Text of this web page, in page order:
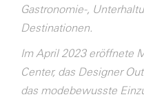
Gastronomie-,
Destinationen.
Im April 2023 eröffnete
Center, das Designer
das modebewusste